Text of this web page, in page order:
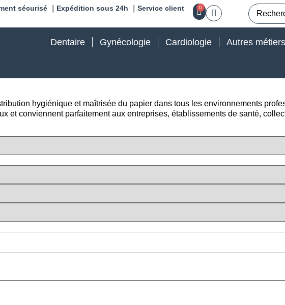
sécurisé ｜Expédition sous 24h ｜Service client
0
Dentaire Gynécologie Cardiologie Autres métiers
hygiénique et maîtrisée du papier dans tous les environnements
et conviennent parfaitement aux entreprises, établissements de santé,